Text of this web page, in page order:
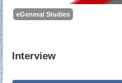
eGeneral Studies
Interview